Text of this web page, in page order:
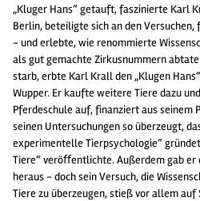
„Kluger Hans“ getauft, faszinierte Karl
Berlin, beteiligte sich an den
- und erlebte, wie renommierte
als gut gemachte Zirkusnummern
starb, erbte Karl Krall den „Klugen
Wupper. Er kaufte weitere Tiere dazu
Pferdeschule auf, finanziert aus seinem
seinen Untersuchungen so überzeugt,
experimentelle Tierpsychologie“
Tiere“ veröﬀentlichte. Außerdem gab er
heraus - doch sein Versuch, die
Tiere zu überzeugen, stieß vor allem auf